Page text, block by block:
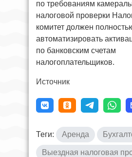
по требованиям
налоговой проверки
комитет должен
автоматизировать
по банковским счетам
налогоплательщиков.
Источник
Теги: Аренда
Выездная налоговая